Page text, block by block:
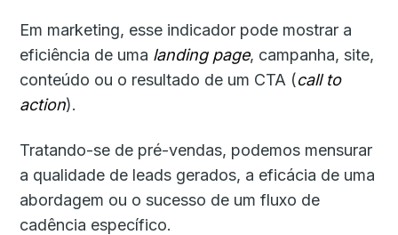
Em marketing, esse indicador pode mostrar a
eficiência de uma landing page, campanha, site,
conteúdo ou o resultado de um CTA (call to
action).
Tratando-se de pré-vendas, podemos mensurar
a qualidade de leads gerados, a eficácia de uma
abordagem ou o sucesso de um fluxo de
cadência específico.